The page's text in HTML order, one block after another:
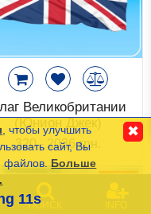
ПОИСК INFO
Великобритании
(Юнион Джек)
320 - 2036 грн.
, чтобы улучшить
сайт, Вы
файлов.Больше
11s
✖